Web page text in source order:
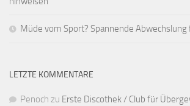
Müde vom Sport? Spannende Abwechslung
LETZTE KOMMENTARE
Penoch zu Erste Discothek / Club für